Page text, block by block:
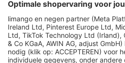
limango
Veilig winkelen